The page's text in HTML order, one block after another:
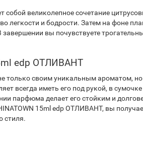
великолепное сочетание
легкости и бодрости. Затем на фоне
вы почувствуете
edp ОТЛИВАНТ
только своим уникальным ароматом,
всегда иметь его под рукой, в
парфюма делает его стойким и
15ml edp ОТЛИВАНТ, вы
стиля.